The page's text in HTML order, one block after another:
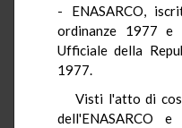
- ENASARCO,
ordinanze 1977 e
Ufficiale della
1977.
Visti l'atto di
dell'ENASARCO